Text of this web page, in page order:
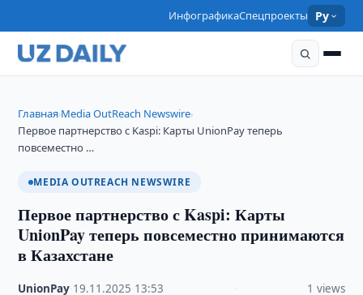
ИнфографикаСпецпроекты Ру
Главная›Media OutReach Newswire›
Первое партнерство с Kaspi: Карты UnionPay теперь
повсеместно …
MEDIA OUTREACH NEWSWIRE
Первое партнерство с Kaspi: Карты
UnionPay теперь повсеместно принимаются
в Казахстане
UnionPay 19.11.2025 13:53 1 views